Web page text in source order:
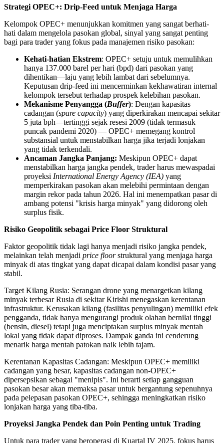
Strategi OPEC+: Drip-Feed untuk Menjaga Harga
Kelompok OPEC+ menunjukkan komitmen yang sangat berhati-
hati dalam mengelola pasokan global, sinyal yang sangat penting
bagi para trader yang fokus pada manajemen risiko pasokan:
Kehati-hatian Ekstrem: OPEC+ setuju untuk memulihkan
hanya 137.000 barel per hari (bpd) dari pasokan yang
dihentikan—laju yang lebih lambat dari sebelumnya.
Keputusan drip-feed ini mencerminkan kekhawatiran internal
kelompok tersebut terhadap prospek kelebihan pasokan.
Mekanisme Penyangga (Buffer): Dengan kapasitas
cadangan (spare capacity) yang diperkirakan mencapai sekitar
5 juta bph—tertinggi sejak resesi 2009 (tidak termasuk
puncak pandemi 2020) — OPEC+ memegang kontrol
substansial untuk menstabilkan harga jika terjadi lonjakan
yang tidak terkendali.
Ancaman Jangka Panjang: Meskipun OPEC+ dapat
menstabilkan harga jangka pendek, trader harus mewaspadai
proyeksi International Energy Agency (IEA) yang
memperkirakan pasokan akan melebihi permintaan dengan
margin rekor pada tahun 2026. Hal ini menempatkan pasar di
ambang potensi "krisis harga minyak" yang didorong oleh
surplus fisik.
Risiko Geopolitik sebagai Price Floor Struktural
Faktor geopolitik tidak lagi hanya menjadi risiko jangka pendek,
melainkan telah menjadi price floorstruktural yang menjaga harga
minyak di atas tingkat yang dapat dicapai dalam kondisi pasar yang
stabil.
Target Kilang Rusia: Serangan drone yang menargetkan kilang
minyak terbesar Rusia di sekitar Kirishi menegaskan kerentanan
infrastruktur. Kerusakan kilang (fasilitas penyulingan) memiliki efek
pengganda, tidak hanya mengurangi produk olahan bernilai tinggi
(bensin, diesel) tetapi juga menciptakan surplus minyak mentah
lokal yang tidak dapat diproses. Dampak ganda ini cenderung
menarik harga mentah patokan naik lebih tajam.
Kerentanan Kapasitas Cadangan: Meskipun OPEC+ memiliki
cadangan yang besar, kapasitas cadangan non-OPEC+
dipersepsikan sebagai "menipis". Ini berarti setiap gangguan
pasokan besar akan memaksa pasar untuk bergantung sepenuhnya
pada pelepasan pasokan OPEC+, sehingga meningkatkan risiko
lonjakan harga yang tiba-tiba.
Proyeksi Jangka Pendek dan Poin Penting untuk Trading
Untuk para trader yang beroperasi di Kuartal IV 2025, fokus harus